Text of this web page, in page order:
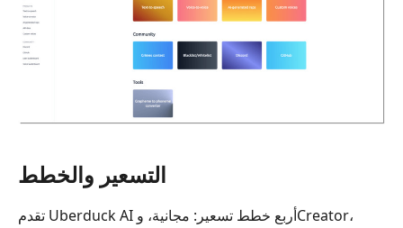
التسعير والخطط
تقدم Uberduck AI أربع خطط تسعير: مجانية، وCreator،